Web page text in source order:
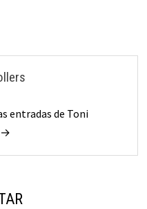
entradas de Toni
→